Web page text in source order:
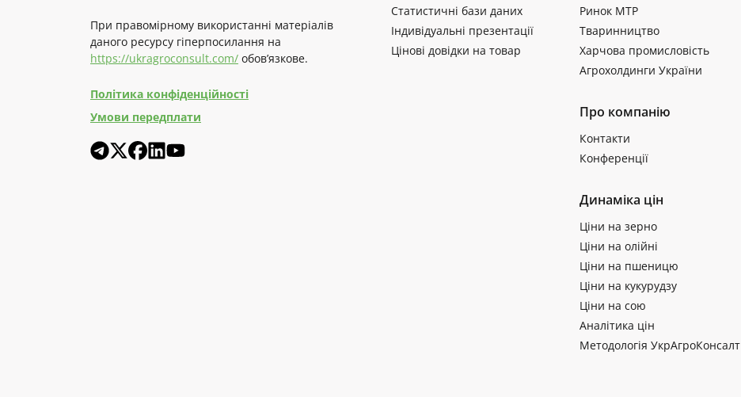
При правомірному використанні матеріалів
даного ресурсу гіперпосилання на
https://ukragroconsult.com/ обов’язкове.
Політика конфіденційності
Умови передплати
Статистичні бази даних
Індивідуальні презентації
Цінові довідки на товар
Ринок МТР
Тваринництво
Харчова промисловість
Агрохолдинги України
Про компанію
Контакти
Конференції
Динаміка цін
Ціни на зерно
Ціни на олійні
Ціни на пшеницю
Ціни на кукурудзу
Ціни на сою
Аналітика цін
Методологія УкрАгроКонсалт